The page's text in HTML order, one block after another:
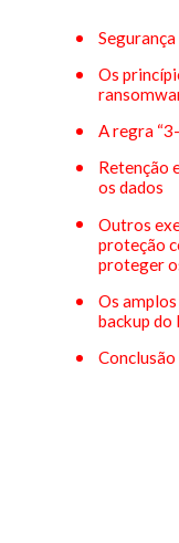
Os
A regra
Retenção
os dados
Outros
proteção
proteger
Os
backup do
Conclusão